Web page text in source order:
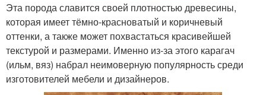
Эта порода славится своей плотностью древесины,
которая имеет тёмно-красноватый и коричневый
оттенки, а также может похвастаться красивейшей
текстурой и размерами. Именно из-за этого карагач
(ильм, вяз) набрал неимоверную популярность среди
изготовителей мебели и дизайнеров.